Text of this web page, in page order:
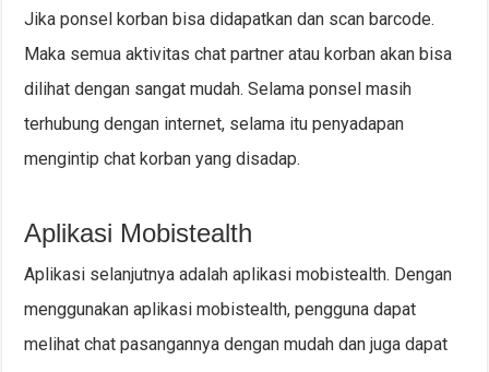
Jika ponsel korban bisa didapatkan dan scan barcode.
Maka semua aktivitas chat partner atau korban akan bisa
dilihat dengan sangat mudah. Selama ponsel masih
terhubung dengan internet, selama itu penyadapan
mengintip chat korban yang disadap.
Aplikasi Mobistealth
Aplikasi selanjutnya adalah aplikasi mobistealth. Dengan
menggunakan aplikasi mobistealth, pengguna dapat
melihat chat pasangannya dengan mudah dan juga dapat